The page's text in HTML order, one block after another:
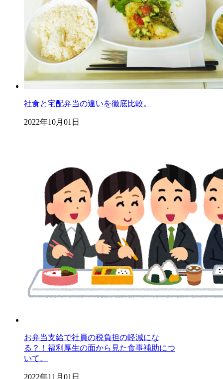
社食と宅配弁当の違いを徹底比較。
2022年10月01日
お弁当支給で社員の税負担の軽減にな
る？！福利厚生の面から見た食事補助につ
いて。
2022年11月01日